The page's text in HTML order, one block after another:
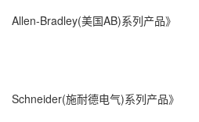
Allen-Bradley(美国AB)系列产品》
Schneider(施耐德电气)系列产品》